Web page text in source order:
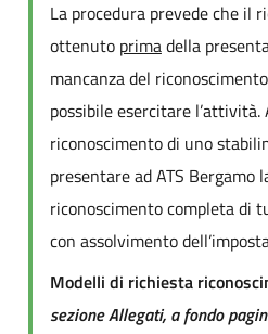
La procedura prevede che il
ottenuto primadella
mancanza del
possibile esercitare
riconoscimento di uno
presentare ad ATS Bergamo
riconoscimento completa di
con assolvimento
Modelli di richiesta
sezione Allegati, a fondo